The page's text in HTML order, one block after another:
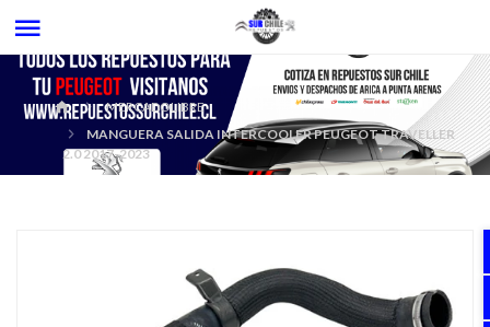
MERCADOLIBRE
MANGUERA SALIDA INTERCOOLER PEUGEOT TRAVELLER
2.0 2017-2023